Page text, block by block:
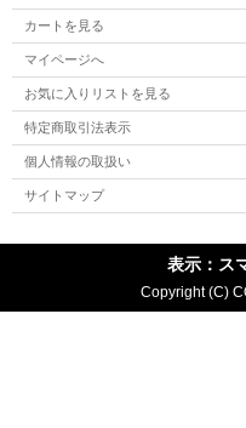
カートを見る
マイページへ
お気に入りリストを見る
特定商取引法表示
個人情報の取扱い
サイトマップ
表示：ス
Copyright (C)